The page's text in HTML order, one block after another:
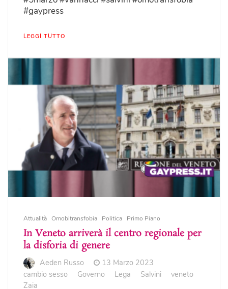
#gaypress
LEGGI TUTTO
Attualità Omobitransfobia Politica Primo Piano
In Veneto arriverà il centro regionale per
la disforia di genere
Aeden Russo
13 Marzo 2023
cambio sesso
Governo Lega Salvini
veneto
Zaia